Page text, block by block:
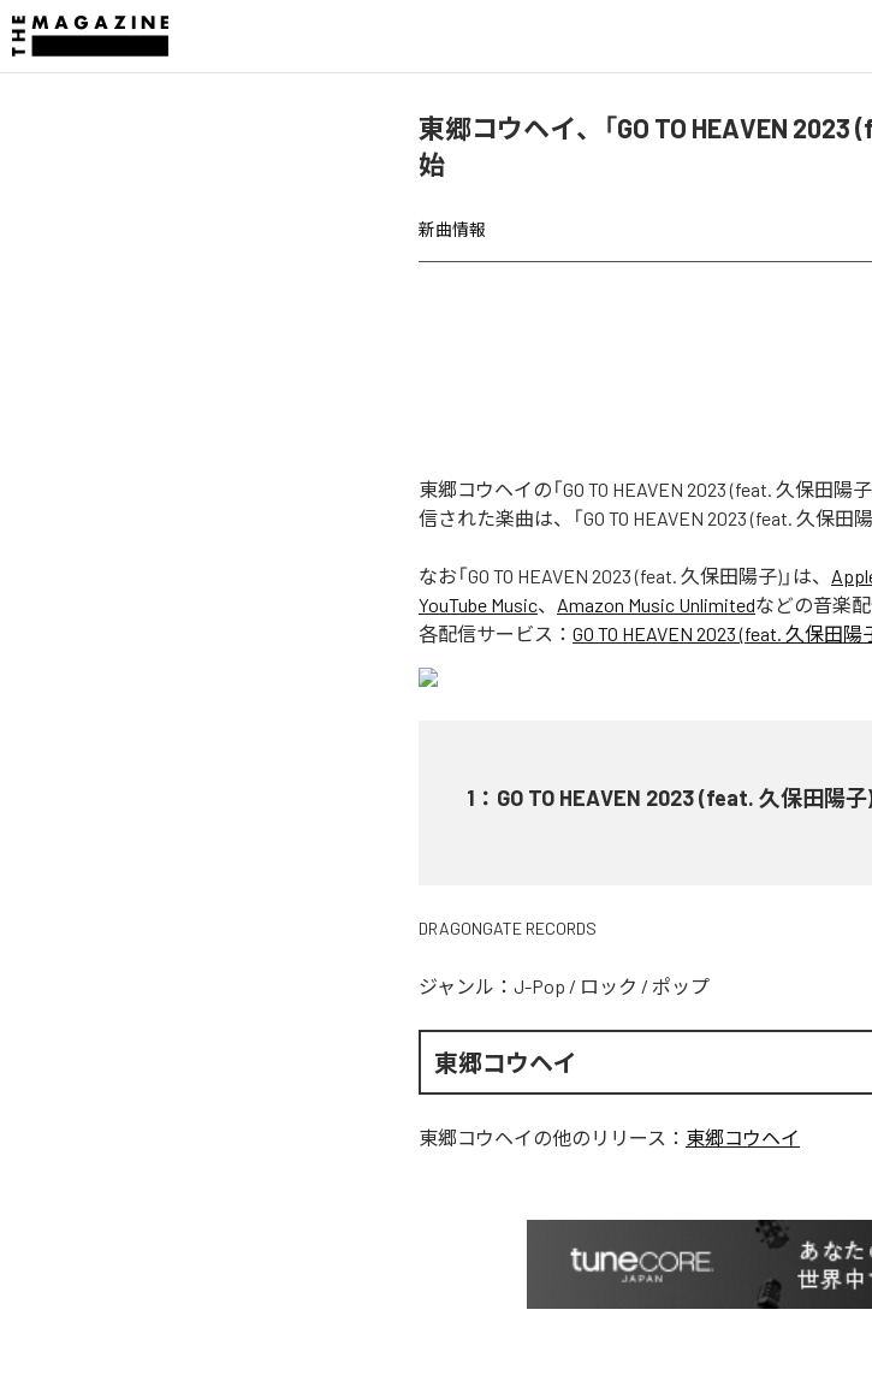
東郷コウヘイ、「GO TO HEAVEN
始
新曲情報
東郷コウヘイの「GO TO HEAVEN 2023 (feat. 久保田
信された楽曲は、「GO TO HEAVEN 2023 (feat. 久保田
なお「GO TO HEAVEN 2023 (feat. 久保田陽子) 」は、
YouTube Music、 Amazon Music Unlimitedなどの音楽
各配信サービス： GO TO HEAVEN 2023 (feat. 久保田陽
1 ： GO TO HEAVEN 2023 (feat. 久保田陽子
DRAGONGATE RECORDS
ジャンル： J-Pop / ロック / ポップ
東郷コウヘイ
東郷コウヘイの他のリリース： 東郷コウヘイ